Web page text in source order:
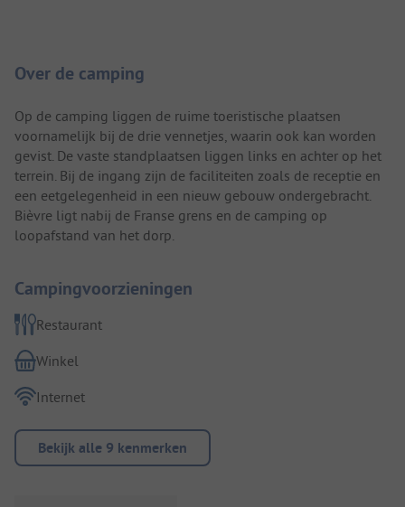
Over de camping
Op de camping liggen de ruime toeristische plaatsen
voornamelijk bij de drie vennetjes, waarin ook kan worden
gevist. De vaste standplaatsen liggen links en achter op het
terrein. Bij de ingang zijn de faciliteiten zoals de receptie en
een eetgelegenheid in een nieuw gebouw ondergebracht.
Bièvre ligt nabij de Franse grens en de camping op
loopafstand van het dorp.
Campingvoorzieningen
Restaurant
Winkel
Internet
Bekijk alle 9 kenmerken